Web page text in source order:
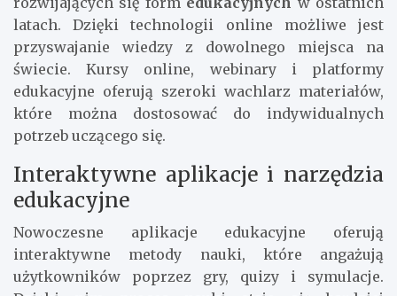
latach. Dzięki technologii online możliwe jest
przyswajanie wiedzy z dowolnego miejsca na
świecie. Kursy online, webinary i platformy
edukacyjne oferują szeroki wachlarz materiałów,
które można dostosować do indywidualnych
potrzeb uczącego się.
Interaktywne aplikacje i narzędzia
edukacyjne
Nowoczesne aplikacje edukacyjne oferują
interaktywne metody nauki, które angażują
użytkowników poprzez gry, quizy i symulacje.